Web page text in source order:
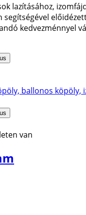
lazításához,
kedvezménnyel
van